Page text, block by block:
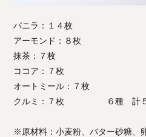
バニラ：１４枚
アーモンド：８枚
抹茶：７枚
ココア：７枚
オートミール：７枚
クルミ：７枚 ６種 計５
※原材料：小麦粉、バター砂糖、